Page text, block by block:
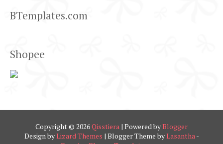
BTemplates.com
Shopee
Copyright © 2026Qisstiera | Powered byBlogger
Design byLizard Themes | Blogger Theme byLasantha -